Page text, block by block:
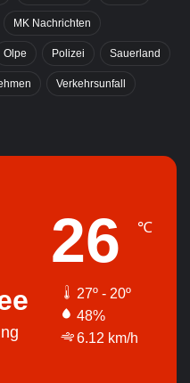
MK Nachrichten
Olpe Polizei Sauerland
Verkehrsunfall
26 ℃
27º - 20º
48%
6.12 km/h